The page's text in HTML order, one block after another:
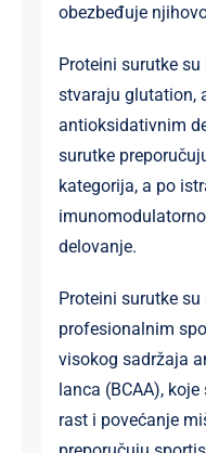
obezbeđuje
Proteini surutke
stvaraju glutation,
antioksidativnim
surutke
kategorija, a po
delovanje.
Proteini surutke
profesionalnim
visokog sadržaja
lanca (BCAA),
rast i povećanje